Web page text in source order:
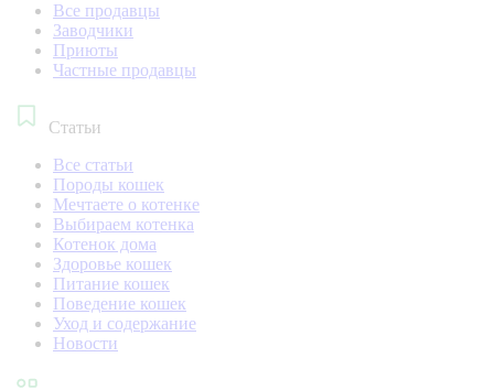
Все продавцы
Заводчики
Приюты
Частные продавцы
Статьи
Все статьи
Породы кошек
Мечтаете о котенке
Выбираем котенка
Котенок дома
Здоровье кошек
Питание кошек
Поведение кошек
Уход и содержание
Новости